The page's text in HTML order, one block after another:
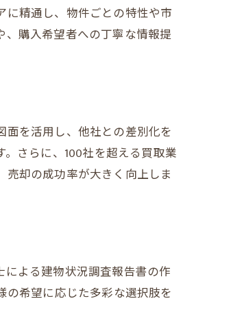
精通し、物件ごとの特性や市
購入希望者への丁寧な情報提
を活用し、他社との差別化を
さらに、100社を超える買取業
却の成功率が大きく向上しま
よる建物状況調査報告書の作
希望に応じた多彩な選択肢を